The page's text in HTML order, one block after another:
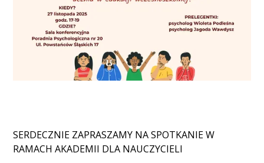
SERDECZNIE ZAPRASZAMY NA SPOTKANIE W
RAMACH AKADEMII DLA NAUCZYCIELI